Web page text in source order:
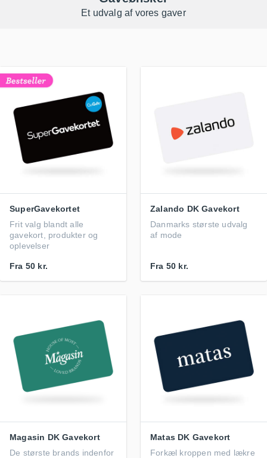
Et udvalg af vores gaver
SuperGavekortet
Frit valg blandt alle
gavekort, produkter og
oplevelser
Fra 50 kr.
Zalando DK Gavekort
Danmarks største udvalg
af mode
Fra 50 kr.
Magasin DK Gavekort
De største brands indenfor
Matas DK Gavekort
Forkæl kroppen med lækre